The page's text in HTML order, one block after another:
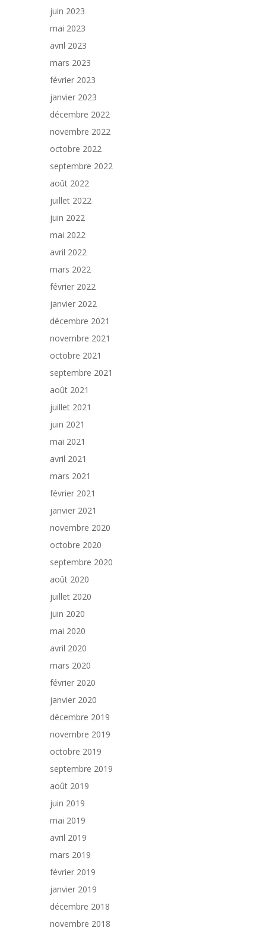
juin 2023
mai 2023
avril 2023
mars 2023
février 2023
janvier 2023
décembre 2022
novembre 2022
octobre 2022
septembre 2022
août 2022
juillet 2022
juin 2022
mai 2022
avril 2022
mars 2022
février 2022
janvier 2022
décembre 2021
novembre 2021
octobre 2021
septembre 2021
août 2021
juillet 2021
juin 2021
mai 2021
avril 2021
mars 2021
février 2021
janvier 2021
novembre 2020
octobre 2020
septembre 2020
août 2020
juillet 2020
juin 2020
mai 2020
avril 2020
mars 2020
février 2020
janvier 2020
décembre 2019
novembre 2019
octobre 2019
septembre 2019
août 2019
juin 2019
mai 2019
avril 2019
mars 2019
février 2019
janvier 2019
décembre 2018
novembre 2018